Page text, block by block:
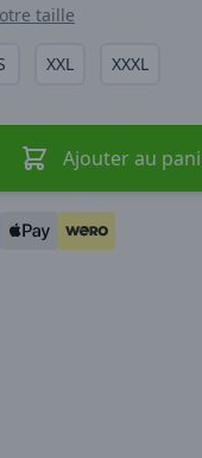
taille
XXL XXXL
Ajouter au